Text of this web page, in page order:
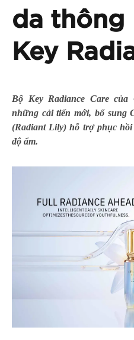
da thông
Key
Bộ Key Radiance Care
những cải tiến mới, bổ sung
(Radiant Lily) hỗ trợ phục
độ ẩm.